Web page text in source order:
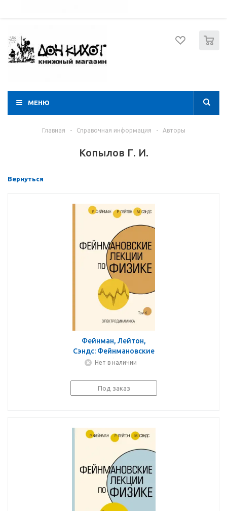
МЕНЮ
Главная - Справочная информация - Авторы
Копылов Г. И.
Вернуться
Фейнман, Лейтон,
Сэндс: Фейнмановские
лекции по физике. Том
Нет в наличии
Под заказ